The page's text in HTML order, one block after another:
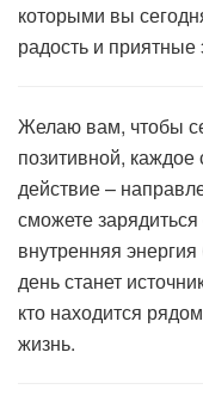
которыми вы
радость и приятные
Желаю вам, чтобы
позитивной,
действие –
сможете
внутренняя
день станет
кто находится
жизнь.